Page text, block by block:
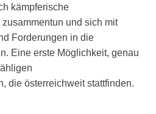
kämpferische
und sich mit
Forderungen in die
Eine erste Möglichkeit, genau
die österreichweit stattfinden.